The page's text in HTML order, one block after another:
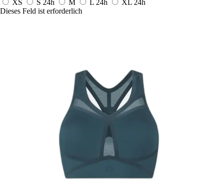
XS S 24h M L 24h XL 24h
Dieses Feld ist erforderlich